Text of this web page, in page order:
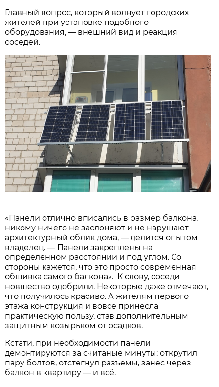
Главный вопрос, который волнует городских
жителей при установке подобного
оборудования, — внешний вид и реакция
соседей.
«Панели отлично вписались в размер балкона,
никому ничего не заслоняют и не нарушают
архитектурный облик дома, — делится опытом
владелец. — Панели закреплены на
определенном расстоянии и под углом. Со
стороны кажется, что это просто современная
обшивка самого балкона». К слову, соседи
новшество одобрили. Некоторые даже отмечают,
что получилось красиво. А жителям первого
этажа конструкция и вовсе принесла
практическую пользу, став дополнительным
защитным козырьком от осадков.
Кстати, при необходимости панели
демонтируются за считаные минуты: открутил
пару болтов, отстегнул разъемы, занес через
балкон в квартиру — и всё.